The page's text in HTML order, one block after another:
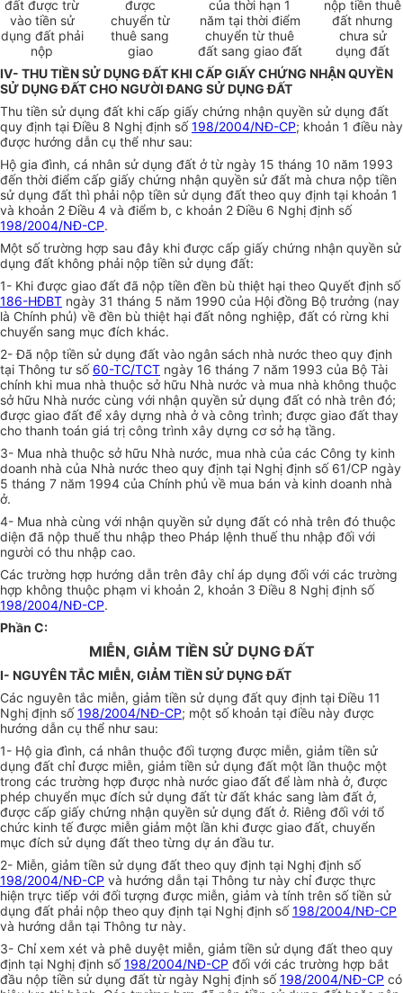
đất được trừ
vào tiền sử
dụng đất phải
nộp
được
chuyển từ
thuê sang
giao
của thời hạn 1
năm tại thời điểm
chuyển từ thuê
đất sang giao đất
nộp tiền thuê
đất nhưng
chưa sử
dụng đất
IV- THU TIỀN SỬ DỤNG ĐẤT KHI CẤP GIẤY CHỨNG NHẬN QUYỀN
SỬ DỤNG ĐẤT CHO NGƯỜI ĐANG SỬ DỤNG ĐẤT
Thu tiền sử dụng đất khi cấp giấy chứng nhận quyền sử dụng đất
quy định tại Điều 8 Nghị định số198/2004/NĐ-CP; khoản 1 điều này
được hướng dẫn cụ thể như sau:
Hộ gia đình, cá nhân sử dụng đất ở từ ngày 15 tháng 10 năm 1993
đến thời điểm cấp giấy chứng nhận quyền sử đất mà chưa nộp tiền
sử dụng đất thì phải nộp tiền sử dụng đất theo quy định tại khoản 1
và khoản 2 Điều 4 và điểm b, c khoản 2 Điều 6 Nghị định số
198/2004/NĐ-CP.
Một số trường hợp sau đây khi được cấp giấy chứng nhận quyền sử
dụng đất không phải nộp tiền sử dụng đất:
1- Khi được giao đất đã nộp tiền đền bù thiệt hại theo Quyết định số
186-HĐBT ngày 31 tháng 5 năm 1990 của Hội đồng Bộ trưởng (nay
là Chính phủ) về đền bù thiệt hại đất nông nghiệp, đất có rừng khi
chuyển sang mục đích khác.
2- Đã nộp tiền sử dụng đất vào ngân sách nhà nước theo quy định
tại Thông tư số 60-TC/TCT ngày 16 tháng 7 năm 1993 của Bộ Tài
chính khi mua nhà thuộc sở hữu Nhà nước và mua nhà không thuộc
sở hữu Nhà nước cùng với nhận quyền sử dụng đất có nhà trên đó;
được giao đất để xây dựng nhà ở và công trình; được giao đất thay
cho thanh toán giá trị công trình xây dựng cơ sở hạ tầng.
3- Mua nhà thuộc sở hữu Nhà nước, mua nhà của các Công ty kinh
doanh nhà của Nhà nước theo quy định tại Nghị định số 61/CP ngày
5 tháng 7 năm 1994 của Chính phủ về mua bán và kinh doanh nhà
ở.
4- Mua nhà cùng với nhận quyền sử dụng đất có nhà trên đó thuộc
diện đã nộp thuế thu nhập theo Pháp lệnh thuế thu nhập đối với
người có thu nhập cao.
Các trường hợp hướng dẫn trên đây chỉ áp dụng đối với các trường
hợp không thuộc phạm vi khoản 2, khoản 3 Điều 8 Nghị định số
198/2004/NĐ-CP.
Phần C:
MIỄN, GIẢM TIỀN SỬ DỤNG ĐẤT
I- NGUYÊN TẮC MIỄN, GIẢM TIỀN SỬ DỤNG ĐẤT
Các nguyên tắc miễn, giảm tiền sử dụng đất quy định tại Điều 11
Nghị định số198/2004/NĐ-CP; một số khoản tại điều này được
hướng dẫn cụ thể như sau:
1- Hộ gia đình, cá nhân thuộc đối tượng được miễn, giảm tiền sử
dụng đất chỉ được miễn, giảm tiền sử dụng đất một lần thuộc một
trong các trường hợp được nhà nước giao đất để làm nhà ở, được
phép chuyển mục đích sử dụng đất từ đất khác sang làm đất ở,
được cấp giấy chứng nhận quyền sử dụng đất ở. Riêng đối với tổ
chức kinh tế được miễn giảm một lần khi được giao đất, chuyển
mục đích sử dụng đất theo từng dự án đầu tư.
2- Miễn, giảm tiền sử dụng đất theo quy định tại Nghị định số
198/2004/NĐ-CP và hướng dẫn tại Thông tư này chỉ được thực
hiện trực tiếp với đối tượng được miễn, giảm và tính trên số tiền sử
dụng đất phải nộp theo quy định tại Nghị định số198/2004/NĐ-CP
và hướng dẫn tại Thông tư này.
3- Chỉ xem xét và phê duyệt miễn, giảm tiền sử dụng đất theo quy
định tại Nghị định số198/2004/NĐ-CP đối với các trường hợp bắt
đầu nộp tiền sử dụng đất từ ngày Nghị định số198/2004/NĐ-CP có